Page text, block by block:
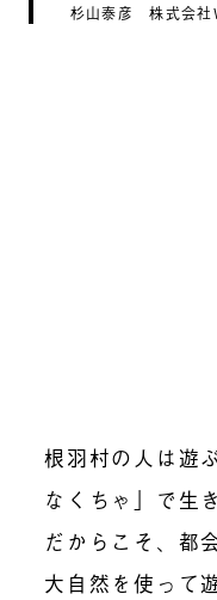
杉山泰彦 株式会社
根羽村の人は遊
なくちゃ」で生
だからこそ、都
大自然を使って